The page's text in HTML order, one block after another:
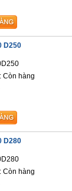
D250
Còn hàng
D280
Còn hàng